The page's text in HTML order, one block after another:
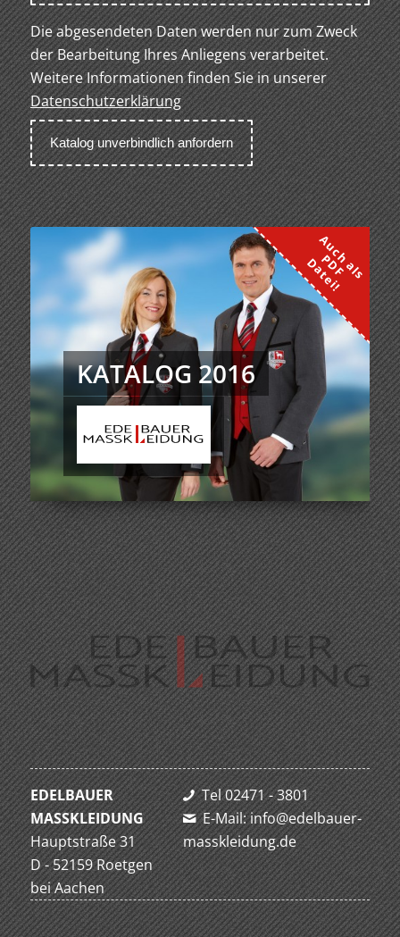
Die abgesendeten Daten werden nur zum Zweck
der Bearbeitung Ihres Anliegens verarbeitet.
Weitere Informationen finden Sie in unserer
Datenschutzerklärung
KATALOG 2016
EDELBAUER
MASSKLEIDUNG
Hauptstraße 31
D - 52159 Roetgen
bei Aachen
Tel 02471 - 3801
E-Mail: info@edelbauer-
masskleidung.de